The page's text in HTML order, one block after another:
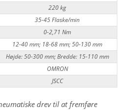
220 kg
35-45 Flaske/min
0-2,71 Nm
12-40 mm; 18-68 mm; 50-130 mm
Højde: 50-300 mm; Bredde: 15-110 mm
OMRON
JSCC
drev til at fremføre